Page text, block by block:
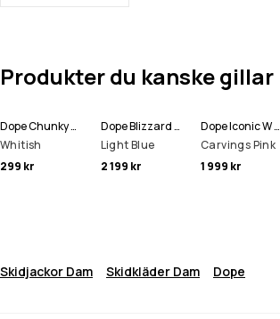
Produkter du kanske gillar
Dope Chunky Mössa
Whitish
299 kr
Dope Blizzard W Full Zip Snowboardjacka Kvinna
Light Blue
2 199 kr
Dope Iconic W Snowboardbyxa Kvinna
Carvings Pink
1 999 kr
Skidjackor Dam Skidkläder Dam Dope